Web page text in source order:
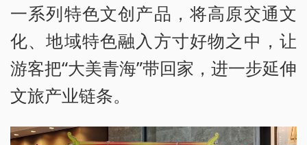
一系列特色文创产品，将高原交通文
化、地域特色融入方寸好物之中，让
游客把“大美青海”带回家，进一步延伸
文旅产业链条。